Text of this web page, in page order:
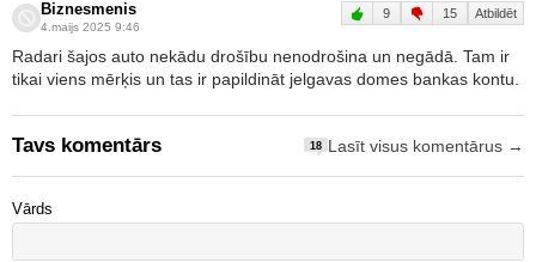
Biznesmenis
4.maijs 2025 9:46
9 15 Atbildēt
Radari šajos auto nekādu drošību nenodrošina un negādā. Tam ir
tikai viens mērķis un tas ir papildināt jelgavas domes bankas kontu.
Tavs komentārs 18 Lasīt visus komentārus →
Vārds